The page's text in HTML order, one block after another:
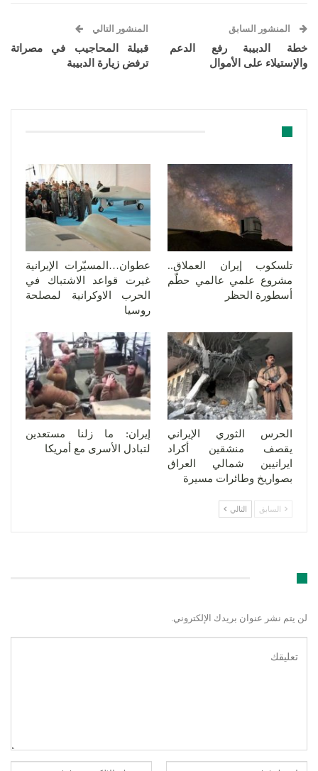
المنشور السابق
خطة الدبيبة رفع الدعم
والإستيلاء على الأموال
المنشور التالي
قبيلة المحاجيب في مصراتة
ترفض زيارة الدبيبة
تلسكوب إيران العملاق..
مشروع علمي عالمي حطّم
أسطورة الحظر
عطوان…المسيّرات الإيرانية
غيرت قواعد الاشتباك في
الحرب الاوكرانية لمصلحة
روسيا
الحرس الثوري الإيراني
يقصف منشقين أكراد
ايرانيين شمالي العراق
بصواريخ وطائرات مسيرة
إيران: ما زلنا مستعدين
لتبادل الأسرى مع أمريكا
السابق التالي
لن يتم نشر عنوان بريدك الإلكتروني.